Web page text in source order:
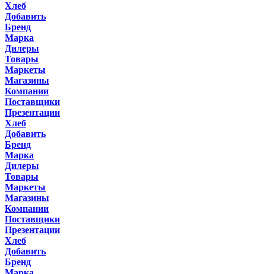
Хлеб
Добавить
Бренд
Марка
Дилеры
Товары
Маркеты
Магазины
Компании
Поставщики
Презентации
Хлеб
Добавить
Бренд
Марка
Дилеры
Товары
Маркеты
Магазины
Компании
Поставщики
Презентации
Хлеб
Добавить
Бренд